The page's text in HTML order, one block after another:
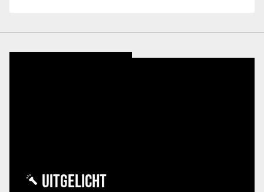
UITGELICHT